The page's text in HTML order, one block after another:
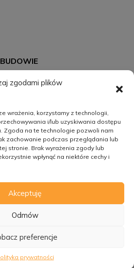
zgodami plików
wrażenia, korzystamy z technologii,
i/lub uzyskiwania dostępu
Zgoda na te technologie pozwoli nam
zachowanie podczas przeglądania lub
stronie. Brak wyrażenia zgody lub
wpłynąć na niektóre cechy i
Akceptuję
Odmów
preferencje
prywatności
REGULAMIN
POLITYKA PRYWATNOŚCI
Prawnik na budowie